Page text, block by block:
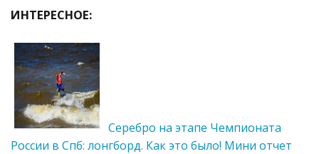
ИНТЕРЕСНОЕ:
Серебро на этапе Чемпионата
России в Спб: лонгборд. Как это было! Мини отчет